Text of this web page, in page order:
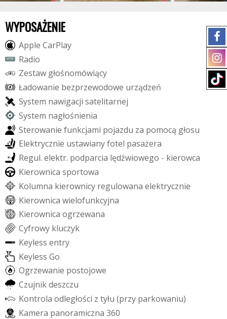
WYPOSAŻENIE
Apple CarPlay
Radio
Zestaw głośnomówiący
Ładowanie bezprzewodowe urządzeń
System nawigacji satelitarnej
System nagłośnienia
Sterowanie funkcjami pojazdu za pomocą głosu
Elektrycznie ustawianyfotel pasażera
Regul. elektr. podparcia lędźwiowego - kierowca
Kierownica sportowa
Kolumna kierownicy regulowana elektrycznie
Kierownica wielofunkcyjna
Kierownica ogrzewana
Cyfrowy kluczyk
Keyless entry
Keyless Go
Ogrzewanie postojowe
Czujnikdeszczu
Kontrola odległości z tyłu (przy parkowaniu)
Kamera panoramiczna 360